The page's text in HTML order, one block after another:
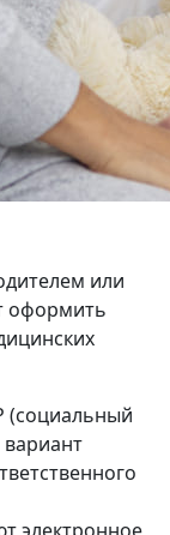
или
оформить
(социальный